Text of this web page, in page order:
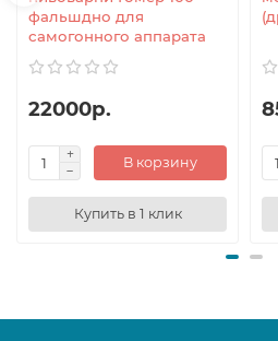
фальшдно для
самогонного аппарата
22000р.
В корзину
Купить в 1 клик